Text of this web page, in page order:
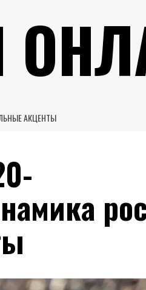
АКЦЕНТЫ